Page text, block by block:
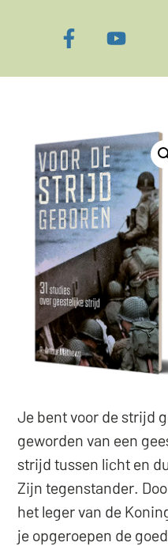
Je bent voor de strijd
geworden van een
strijd tussen licht en
Zijn tegenstander.
het leger van de
je opgeroepen de